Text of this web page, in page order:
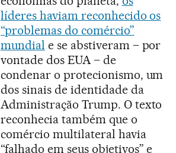
líderes haviam reconhecido os
“problemas do comércio”
mundial e se abstiveram – por
vontade dos EUA – de
condenar o protecionismo, um
dos sinais de identidade da
Administração Trump. O texto
reconhecia também que o
comércio multilateral havia
“falhado em seus objetivos” e